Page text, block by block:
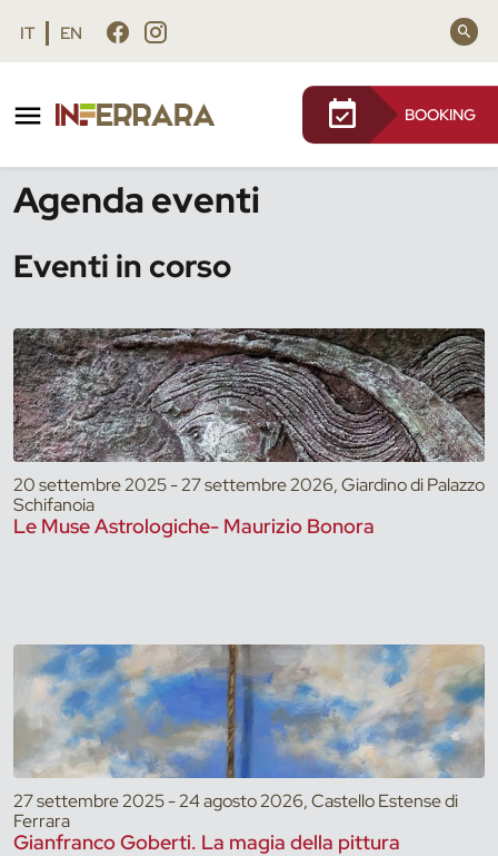
Vai al contenuto principale
Vai al footer
IT EN
BOOKING
Agenda eventi
Eventi in corso
20 settembre 2025 - 27 settembre 2026, Giardino di Palazzo
Schifanoia
Le Muse Astrologiche- Maurizio Bonora
27 settembre 2025 - 24 agosto 2026, Castello Estense di
Ferrara
Gianfranco Goberti. La magia della pittura